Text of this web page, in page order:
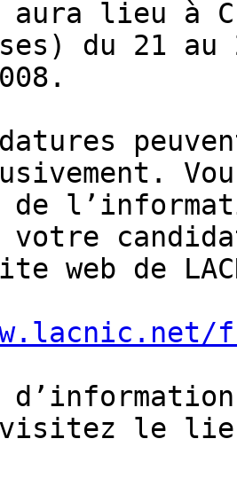
aura lieu à
du 21
de
votre
web de
visitez le